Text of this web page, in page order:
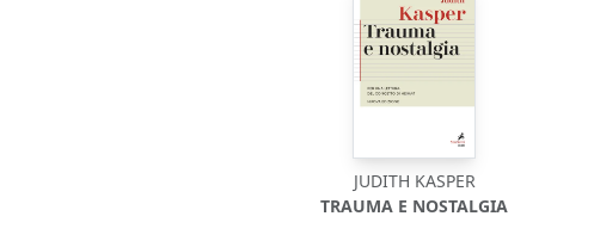
JUDITH KASPER
TRAUMA E NOSTALGIA